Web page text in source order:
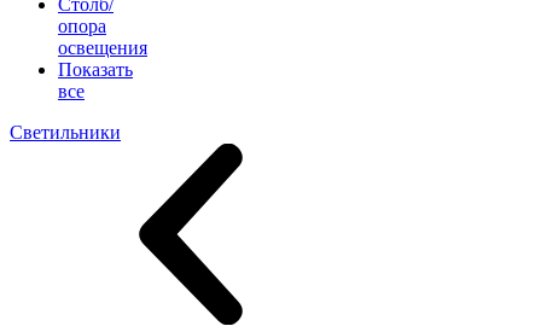
Столб/
опора
освещения
Показать
все
Светильники